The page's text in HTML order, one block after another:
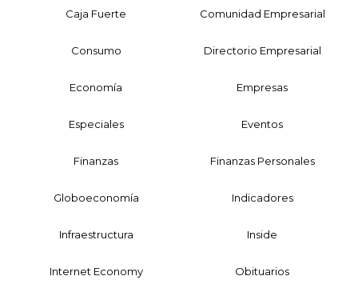
Caja Fuerte Comunidad Empresarial
Consumo Directorio Empresarial
Economía Empresas
Especiales Eventos
Finanzas Finanzas Personales
Globoeconomía Indicadores
Infraestructura Inside
Internet Economy Obituarios